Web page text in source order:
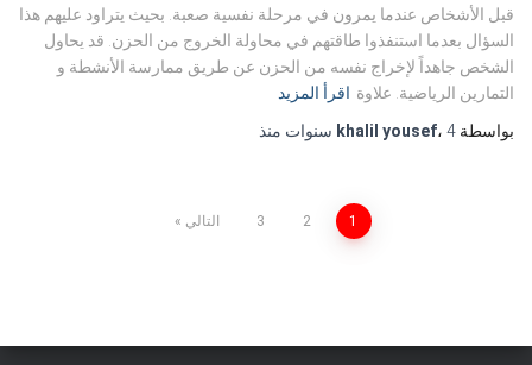
قبل الأشخاص عندما يمرون في مرحلة نفسية صعبة. بحيث يتراود عليهم هذا
السؤال بعدما استنفذوا طاقتهم في محاولة الخروج من الحزن. قد يحاول
الشخص جاهداً لإخراج نفسه من الحزن عن طريق ممارسة الأنشطة و
التمارين الرياضية. علاوة اقرأ المزيد
بواسطة
khalil yousef، 4 سنوات منذ
1
2
3 التالي